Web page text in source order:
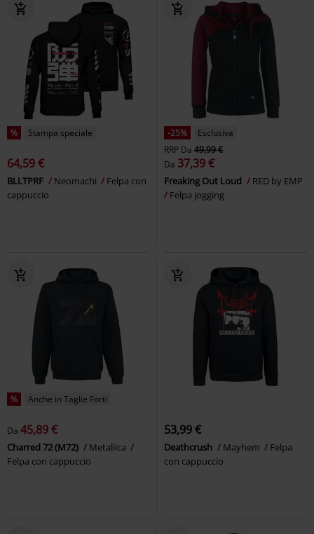
% Stampa speciale
64,59 €
BLLTPRF Neomachi
Felpa con
cappuccio
-25%
Esclusiva
RRP Da 49,99 €
Da 37,39 €
Freaking Out Loud
RED by EMP
Felpa jogging
% Anche in Taglie Forti
Da 45,89 €
Charred 72 (M72)
Metallica
Felpa con cappuccio
53,99 €
Deathcrush Mayhem
Felpa
con cappuccio